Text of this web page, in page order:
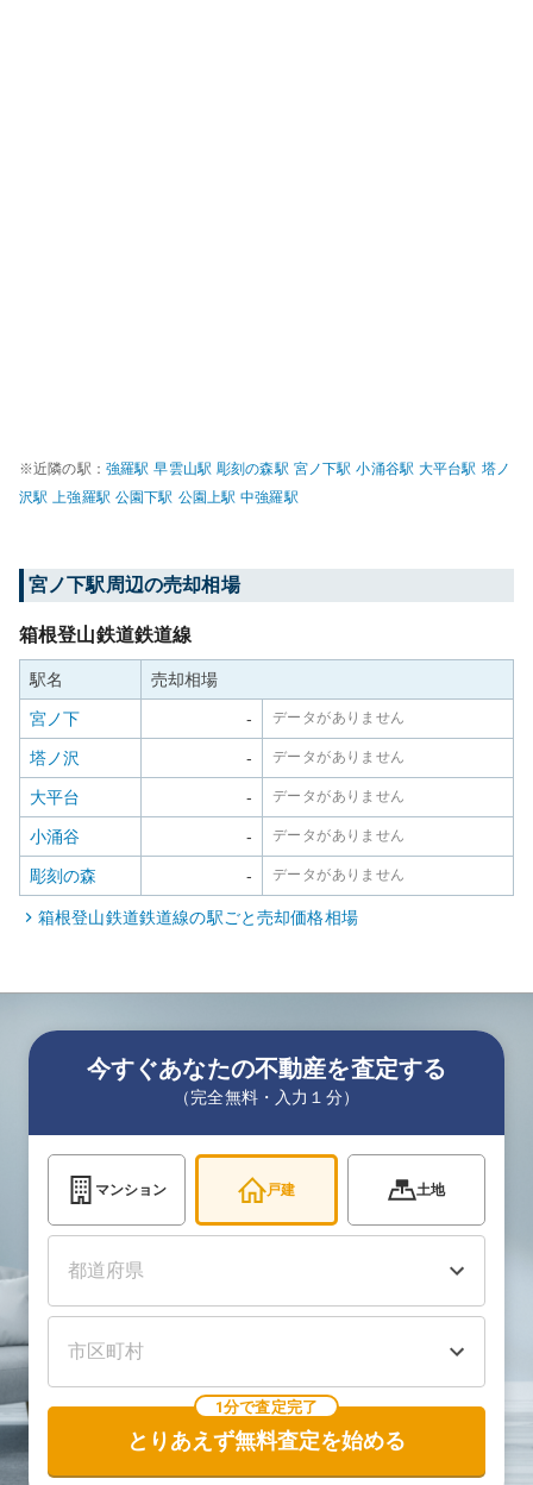
※近隣の駅： 強羅駅 早雲山駅 彫刻の森駅 宮ノ下駅 小涌谷駅 大平台駅 塔ノ
沢駅 上強羅駅 公園下駅 公園上駅 中強羅駅
宮ノ下駅周辺の売却相場
箱根登山鉄道鉄道線
駅名 売却相場
宮ノ下 - データがありません
塔ノ沢 - データがありません
大平台 - データがありません
小涌谷 - データがありません
彫刻の森 - データがありません
箱根登山鉄道鉄道線の駅ごと売却価格相場
今すぐあなたの不動産を査定する
（完全無料・入力１分）
マンション 戸建 土地
1分で査定完了
とりあえず無料査定を始める